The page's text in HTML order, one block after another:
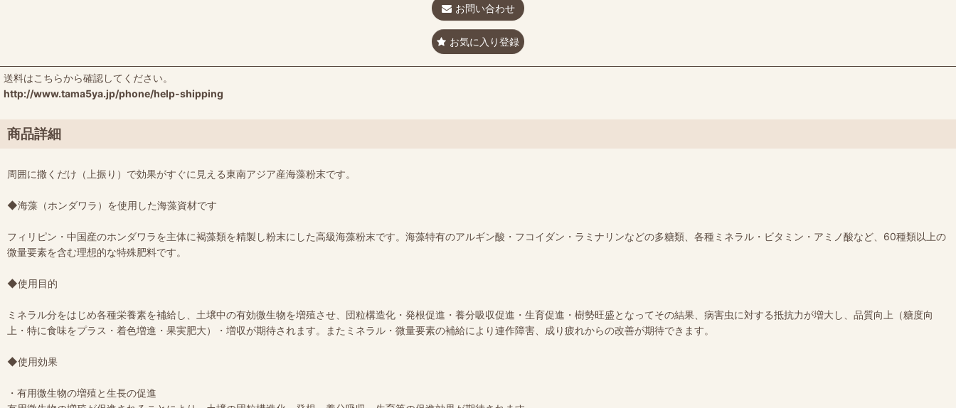
お問い合わせ
お気に入り登録
送料はこちらから確認してください。
http://www.tama5ya.jp/phone/help-shipping
商品詳細
周囲に撒くだけ（上振り）で効果がすぐに見える東南アジア産海藻粉末です。
◆海藻（ホンダワラ）を使用した海藻資材です
フィリピン・中国産のホンダワラを主体に褐藻類を精製し粉末にした高級海藻粉末です。海藻特有のアルギン酸・フコイダン・ラミナリンなどの多糖類、各種ミネラル・ビタミン・アミノ酸など、60種類以上の
微量要素を含む理想的な特殊肥料です。
◆使用目的
ミネラル分をはじめ各種栄養素を補給し、土壌中の有効微生物を増殖させ、団粒構造化・発根促進・養分吸収促進・生育促進・樹勢旺盛となってその結果、病害虫に対する抵抗力が増大し、品質向上（糖度向
上・特に食味をプラス・着色増進・果実肥大）・増収が期待されます。またミネラル・微量要素の補給により連作障害、成り疲れからの改善が期待できます。
◆使用効果
・有用微生物の増殖と生長の促進